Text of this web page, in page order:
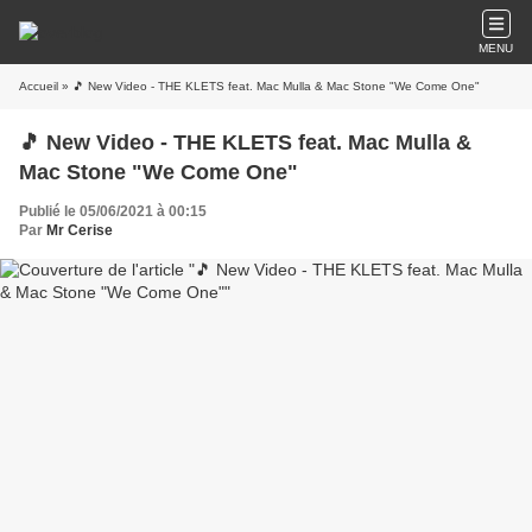
MENU
Accueil » 🎵 New Video - THE KLETS feat. Mac Mulla & Mac Stone "We Come One"
🎵 New Video - THE KLETS feat. Mac Mulla &
Mac Stone "We Come One"
Publié le 05/06/2021 à 00:15
Par Mr Cerise